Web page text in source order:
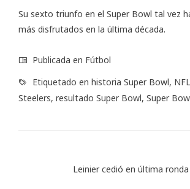
Su sexto triunfo en el Super Bowl tal vez
más disfrutados en la última década.
Publicada en Fútbol
Etiquetado en historia Super Bowl, NFL
Steelers, resultado Super Bowl, Super
Leinier cedió en última